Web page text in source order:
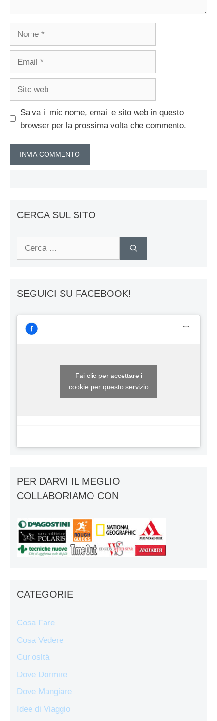
Salva il mio nome, email e sito web in questo
browser per la prossima volta che commento.
CERCA SUL SITO
Ricerca
SEGUICI SU FACEBOOK!
Fai clic per accettare i
cookie per questo servizio
PER DARVI IL MEGLIO
COLLABORIAMO CON
CATEGORIE
Cosa Fare
Cosa Vedere
Curiosità
Dove Dormire
Dove Mangiare
Idee di Viaggio